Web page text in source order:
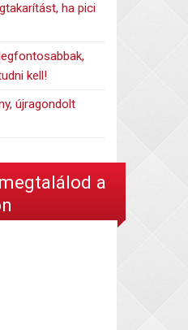
ha pici
kell!
újragondolt
a